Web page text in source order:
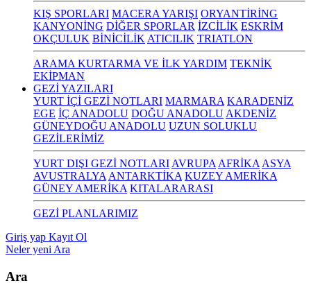
KIŞ SPORLARI MACERA YARIŞI ORYANTİRİNG
KANYONİNG DİĞER SPORLAR İZCİLİK ESKRİM
OKÇULUK BİNİCİLİK ATICILIK TRIATLON
ARAMA KURTARMA VE İLK YARDIM TEKNİK
EKİPMAN
GEZİ YAZILARI
YURT İÇİ GEZİ NOTLARI MARMARA KARADENİZ
EGE İÇ ANADOLU DOĞU ANADOLU AKDENİZ
GÜNEYDOĞU ANADOLU UZUN SOLUKLU
GEZİLERİMİZ
YURT DIŞI GEZİ NOTLARI AVRUPA AFRİKA ASYA
AVUSTRALYA ANTARKTİKA KUZEY AMERİKA
GÜNEY AMERİKA KITALARARASI
GEZİ PLANLARIMIZ
Giriş yap Kayıt Ol
Neler yeni Ara
Ara